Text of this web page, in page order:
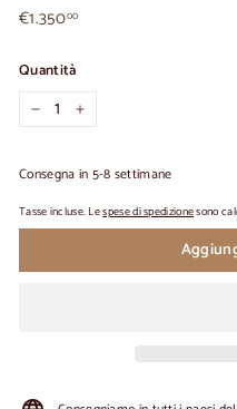
Prezzo
normale
€1.35000€1.350,00
Quantità
+
Consegna in 5-8 settimane
Tasse incluse. Lespese di spedizionesono